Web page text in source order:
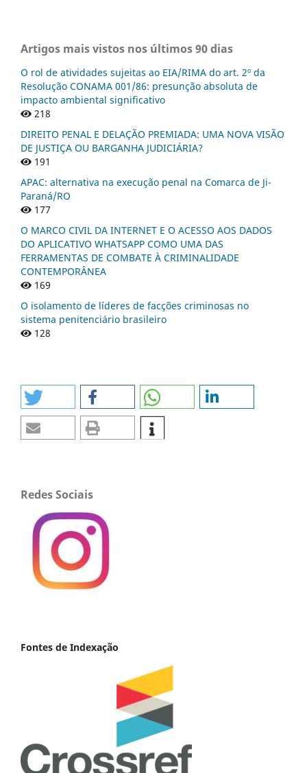
Artigos mais vistos nos últimos 90 dias
O rol de atividades sujeitas ao EIA/RIMA do art. 2º da
Resolução CONAMA 001/86: presunção absoluta de
impacto ambiental significativo
218
DIREITO PENAL E DELAÇÃO PREMIADA: UMA NOVA VISÃO
DE JUSTIÇA OU BARGANHA JUDICIÁRIA?
191
APAC: alternativa na execução penal na Comarca de Ji-
Paraná/RO
177
O MARCO CIVIL DA INTERNET E O ACESSO AOS DADOS
DO APLICATIVO WHATSAPP COMO UMA DAS
FERRAMENTAS DE COMBATE À CRIMINALIDADE
CONTEMPORÂNEA
169
O isolamento de líderes de facções criminosas no
sistema penitenciário brasileiro
128
Redes Sociais
Fontes de Indexação